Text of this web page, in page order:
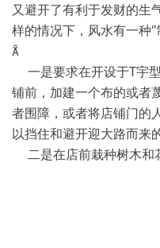
又避开了有利于发财的生
样的情况下，风水有一种"

一是要求在开设于T宇
铺前，加建一个布的或者
者围障，或者将店铺门的
以挡住和避开迎大路而来
二是在店前栽种树木和